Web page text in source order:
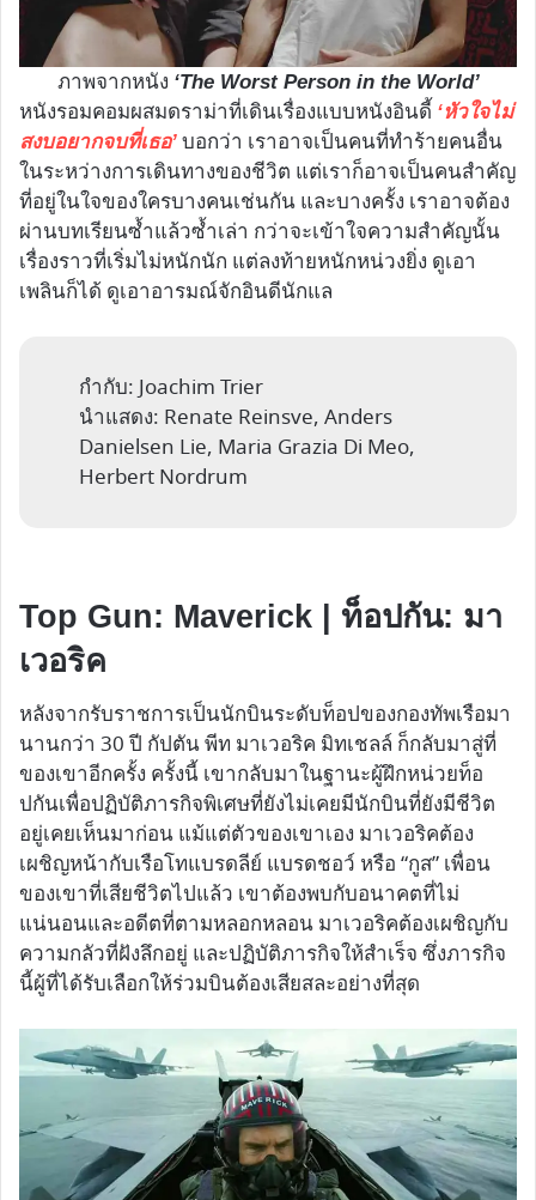
ภาพจากหนัง ‘The Worst Person in the World’
หนังรอมคอมผสมดราม่าที่เดินเรื่องแบบหนังอินดี้ ‘หัวใจไม่
สงบอยากจบที่เธอ’ บอกว่า เราอาจเป็นคนที่ทำร้ายคนอื่น
ในระหว่างการเดินทางของชีวิต แต่เราก็อาจเป็นคนสำคัญ
ที่อยู่ในใจของใครบางคนเช่นกัน และบางครั้ง เราอาจต้อง
ผ่านบทเรียนซ้ำแล้วซ้ำเล่า กว่าจะเข้าใจความสำคัญนั้น
เรื่องราวที่เริ่มไม่หนักนัก แต่ลงท้ายหนักหน่วงยิ่ง ดูเอา
เพลินก็ได้ ดูเอาอารมณ์จักอินดีนักแล
กำกับ: Joachim Trier
นำแสดง: Renate Reinsve, Anders
Danielsen Lie, Maria Grazia Di Meo,
Herbert Nordrum
Top Gun: Maverick | ท็อปกัน: มา
เวอริค
หลังจากรับราชการเป็นนักบินระดับท็อปของกองทัพเรือมา
นานกว่า 30 ปี กัปตัน พีท มาเวอริค มิทเชลล์ ก็กลับมาสู่ที่
ของเขาอีกครั้ง ครั้งนี้ เขากลับมาในฐานะผู้ฝึกหน่วยท็อ
ปกันเพื่อปฏิบัติภารกิจพิเศษที่ยังไม่เคยมีนักบินที่ยังมีชีวิต
อยู่เคยเห็นมาก่อน แม้แต่ตัวของเขาเอง มาเวอริคต้อง
เผชิญหน้ากับเรือโทแบรดลีย์ แบรดชอว์ หรือ “กูส” เพื่อน
ของเขาที่เสียชีวิตไปแล้ว เขาต้องพบกับอนาคตที่ไม่
แน่นอนและอดีตที่ตามหลอกหลอน มาเวอริคต้องเผชิญกับ
ความกลัวที่ฝังลึกอยู่ และปฏิบัติภารกิจให้สำเร็จ ซึ่งภารกิจ
นี้ผู้ที่ได้รับเลือกให้ร่วมบินต้องเสียสละอย่างที่สุด